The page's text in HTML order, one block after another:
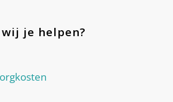
je helpen?